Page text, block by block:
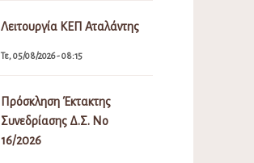
Λειτουργία ΚΕΠ Αταλάντης
Τε, 05/08/2026 - 08:15
Πρόσκληση Έκτακτης
Συνεδρίασης Δ.Σ. Νο
16/2026